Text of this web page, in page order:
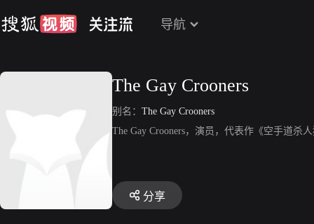
导航
The Gay Crooners
别名： The Gay Crooners
The Gay Crooners，演员，代表作《空手道杀
分享